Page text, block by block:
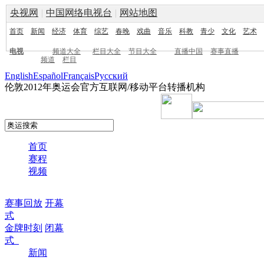
央视网 | 中国网络电视台 | 网站地图
首页 新闻 经济 体育 综艺 春晚 戏曲 音乐 科教 青少 文化 艺术
电视 频道大全 栏目大全 节目大全 直播中国
赛事直播
频道
栏目
EnglishEspañolFrançaisPусский
伦敦2012年奥运会官方互联网/移动平台转播机构
首页
赛程
视频
赛事回放 开幕
式
金牌时刻 闭幕
式
新闻